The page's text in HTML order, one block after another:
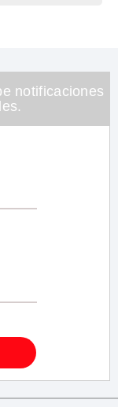
notificaciones